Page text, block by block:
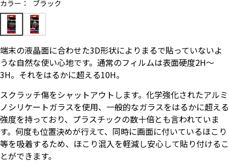
お問い合わせ（一般の皆様）
お問い合わせ（企業様）
プライバシーポリシー
カラー： ブラック
端末の液晶面に合わせた3D形状によりまるで貼っていないよ
うな自然な使い心地です。通常のフィルムは表面硬度2H～
3H。それをはるかに超える10H。
スクラッチ傷をシャットアウトします。化学強化されたアルミ
ノシリケートガラスを使用、一般的なガラスをはるかに超える
強度を持っており、プラスチックの数十倍とも言われていま
す。何度も位置決めが行えて、同時に画面に付いているほこり
等を吸着するため、ほこり混入を軽減し安心して貼り付けるこ
とができます。